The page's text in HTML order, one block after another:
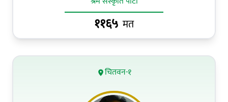
११६५ मत
चितवन-१